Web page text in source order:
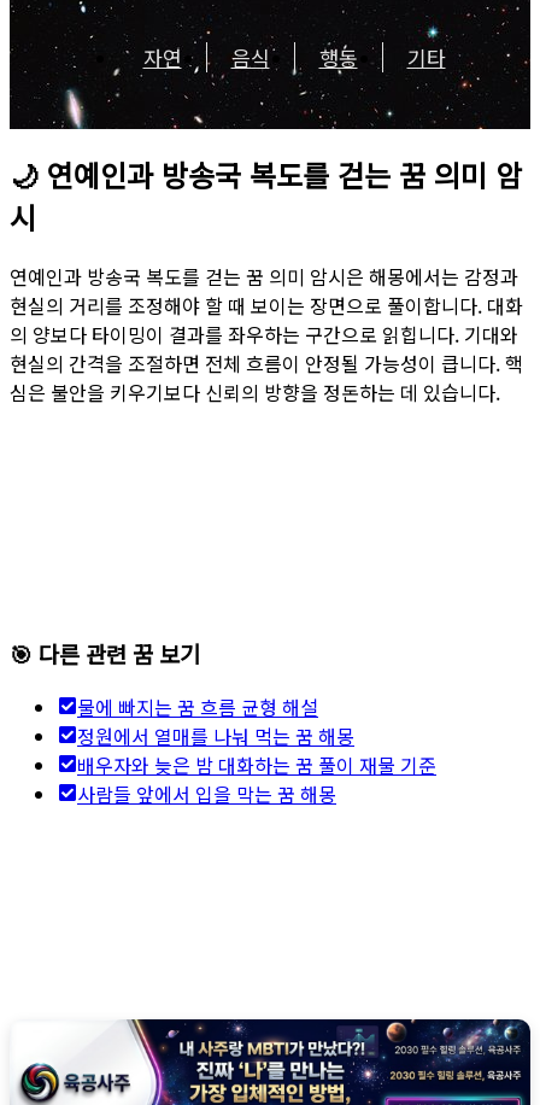
자연 음식 행동 기타
🌙 연예인과 방송국 복도를 걷는 꿈 의미 암
시
연예인과 방송국 복도를 걷는 꿈 의미 암시은 해몽에서는 감정과
현실의 거리를 조정해야 할 때 보이는 장면으로 풀이합니다. 대화
의 양보다 타이밍이 결과를 좌우하는 구간으로 읽힙니다. 기대와
현실의 간격을 조절하면 전체 흐름이 안정될 가능성이 큽니다. 핵
심은 불안을 키우기보다 신뢰의 방향을 정돈하는 데 있습니다.
🎯 다른 관련 꿈 보기
물에 빠지는 꿈 흐름 균형 해설
정원에서 열매를 나눠 먹는 꿈 해몽
배우자와 늦은 밤 대화하는 꿈 풀이 재물 기준
사람들 앞에서 입을 막는 꿈 해몽